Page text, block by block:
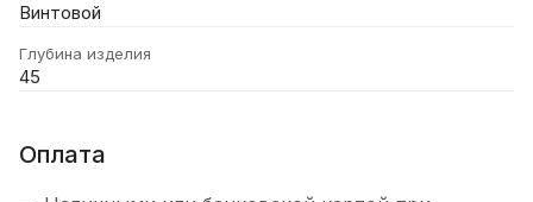
Винтовой
Глубина изделия
45
Оплата